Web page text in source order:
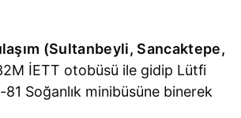
(Sultanbeyli, Sancaktepe,
İETT otobüsü ile gidip Lütfi
81 Soğanlık minibüsüne binerek